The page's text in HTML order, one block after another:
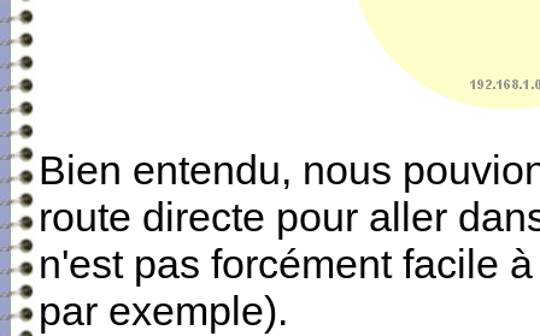
Bien entendu, nous
route directe pour aller
n'est pas forcément facile
par exemple).